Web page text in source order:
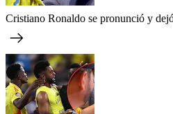
Cristiano Ronaldo se pronunció y